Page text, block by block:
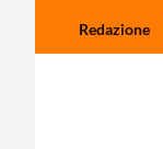
Redazione